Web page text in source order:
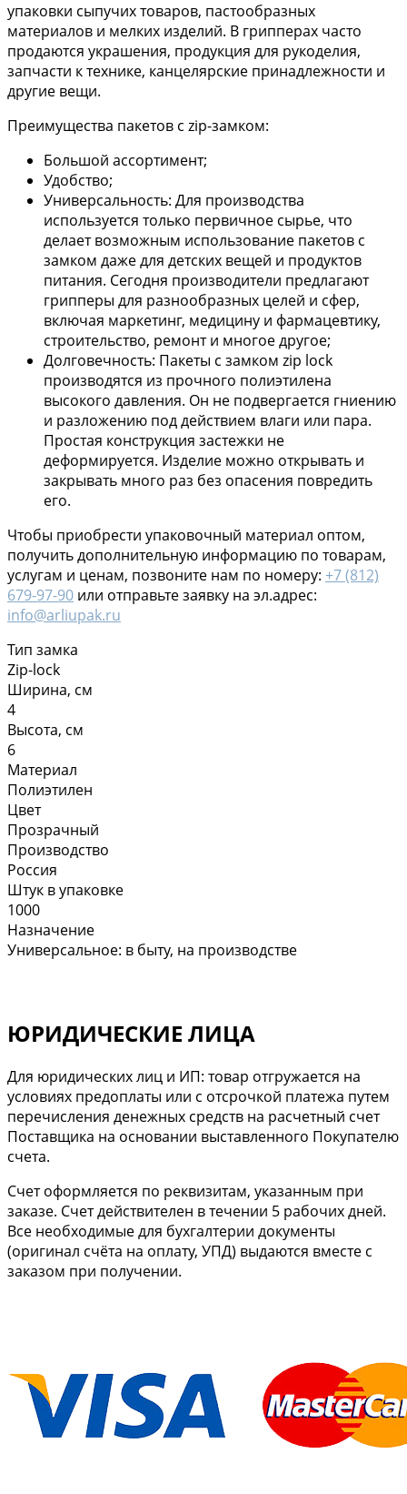
упаковки сыпучих товаров, пастообразных
материалов и мелких изделий. В грипперах часто
продаются украшения, продукция для рукоделия,
запчасти к технике, канцелярские принадлежности и
другие вещи.
Преимущества пакетов с zip-замком:
Большой ассортимент;
Удобство;
Универсальность: Для производства
используется только первичное сырье, что
делает возможным использование пакетов с
замком даже для детских вещей и продуктов
питания. Сегодня производители предлагают
грипперы для разнообразных целей и сфер,
включая маркетинг, медицину и фармацевтику,
строительство, ремонт и многое другое;
Долговечность: Пакеты с замком zip lock
производятся из прочного полиэтилена
высокого давления. Он не подвергается гниению
и разложению под действием влаги или пара.
Простая конструкция застежки не
деформируется. Изделие можно открывать и
закрывать много раз без опасения повредить
его.
Чтобы приобрести упаковочный материал оптом,
получить дополнительную информацию по товарам,
услугам и ценам, позвоните нам по номеру: +7 (812)
679-97-90 или отправьте заявку на эл.адрес:
info@arliupak.ru
Тип замка
Zip-lock
Ширина, см
4
Высота, см
6
Материал
Полиэтилен
Цвет
Прозрачный
Производство
Россия
Штук в упаковке
1000
Назначение
Универсальное: в быту, на производстве
ЮРИДИЧЕСКИЕ ЛИЦА
Для юридических лиц и ИП: товар отгружается на
условиях предоплаты или с отсрочкой платежа путем
перечисления денежных средств на расчетный счет
Поставщика на основании выставленного Покупателю
счета.
Cчет оформляется по реквизитам, указанным при
заказе. Счет действителен в течении 5 рабочих дней.
Все необходимые для бухгалтерии документы
(оригинал счёта на оплату, УПД) выдаются вместе с
заказом при получении.